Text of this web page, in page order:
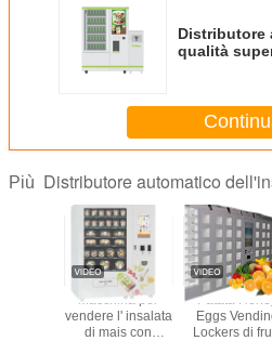
Distributore
qualità
l'ascensore
Più Distributore automatico
Macchina per
vendere l' insalata
di mais con
Patata
Eggs
Lockers di